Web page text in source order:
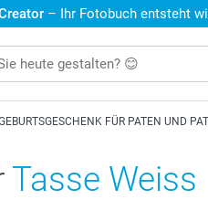
– Ihr Fotobuch entsteht
FÜR PATEN UND
Tasse Weiss